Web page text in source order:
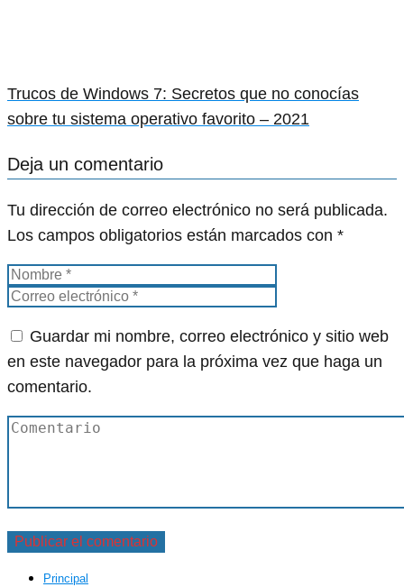
Trucos de Windows 7: Secretos que no conocías
sobre tu sistema operativo favorito – 2021
Deja un comentario
Tu dirección de correo electrónico no será publicada.
Los campos obligatorios están marcados con *
Guardar mi nombre, correo electrónico y sitio web
en este navegador para la próxima vez que haga un
comentario.
Principal